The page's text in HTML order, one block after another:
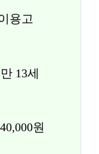
용고
13세
원